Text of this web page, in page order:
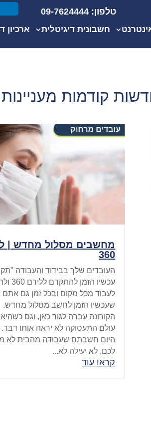
טלפון: 09-7624444
חשבונית דיגיטלית ארכיון
קודמות
מחשבים מסלול מחדש |
360
העובדים שלך בבידוד והעבודה
עכשיו הזמן
לעבוד מכל מקום ובכל זמן גם אתם
שעכשיו הזמן לחשב מסלול מחדש.
הקורונה עברה לגור כאן, וגם
עולם התעסוקה לא יראה אותו
היום חשבתם שעבודה מהבית לא
לכם, לא יעילה לא...
קראו עוד